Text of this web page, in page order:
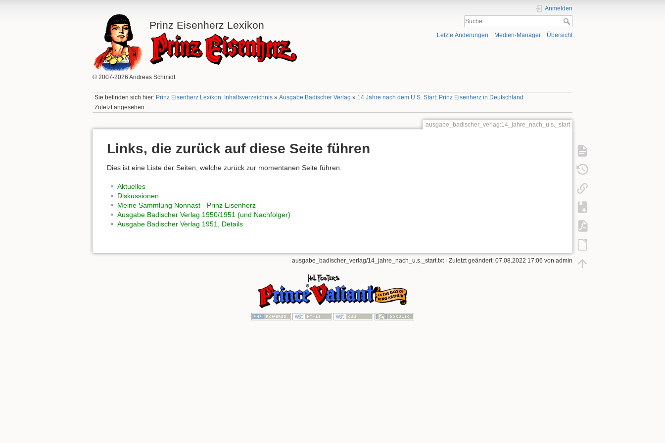
Prinz Eisenherz Lexikon
© 2007-2026 Andreas Schmidt
Anmelden
Letzte Änderungen Medien-Manager Übersicht
Sie befinden sich hier: Prinz Eisenherz Lexikon: Inhaltsverzeichnis »Ausgabe Badischer Verlag » 14 Jahre nach dem U.S. Start: Prinz Eisenherz in Deutschland
Zuletzt angesehen:
ausgabe_badischer_verlag:14_jahre_nach_u.s._start
Links, die zurück auf diese Seite führen
Dies ist eine Liste der Seiten, welche zurück zur momentanen Seite führen.
Aktuelles
Diskussionen
Meine Sammlung Nonnast - Prinz Eisenherz
Ausgabe Badischer Verlag 1950/1951 (und Nachfolger)
Ausgabe Badischer Verlag 1951, Details
ausgabe_badischer_verlag/14_jahre_nach_u.s._start.txt· Zuletzt geändert: 07.08.2022 17:06 von admin